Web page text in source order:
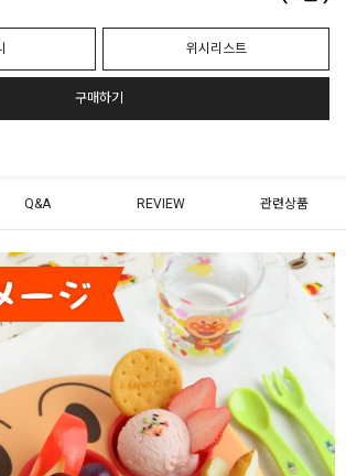
위시리스트
구매하기
Q&A REVIEW 관련상품